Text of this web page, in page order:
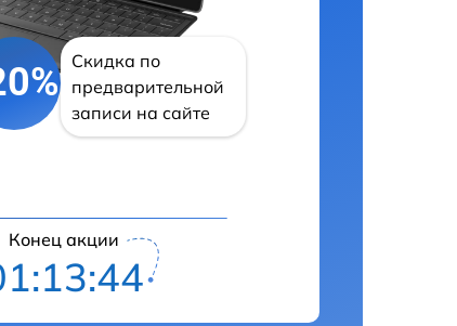
Скидка по
предварительной
записи на сайте
Конец акции